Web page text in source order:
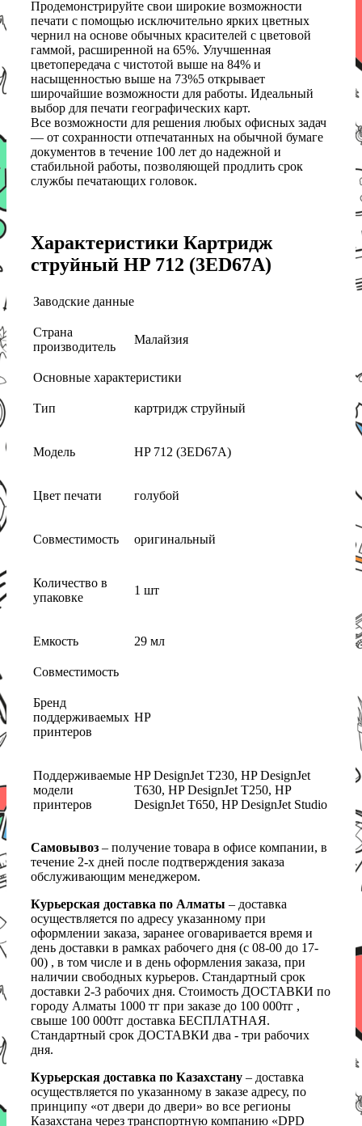
Продемонстрируйте свои широкие возможности
печати с помощью исключительно ярких цветных
чернил на основе обычных красителей с цветовой
гаммой, расширенной на 65%. Улучшенная
цветопередача с чистотой выше на 84% и
насыщенностью выше на 73%5 открывает
широчайшие возможности для работы. Идеальный
выбор для печати географических карт.
Все возможности для решения любых офисных задач
— от сохранности отпечатанных на обычной бумаге
документов в течение 100 лет до надежной и
стабильной работы, позволяющей продлить срок
службы печатающих головок.
Характеристики Картридж
струйный HP 712 (3ED67A)
Заводские данные
Страна
производитель
Малайзия
Основные характеристики
Тип картридж струйный
Модель HP 712 (3ED67A)
Цвет печати голубой
Совместимость оригинальный
Количество в
упаковке
1 шт
Емкость 29 мл
Совместимость
Бренд
поддерживаемых
принтеров
HP
Поддерживаемые
модели
принтеров
HP DesignJet T230, HP DesignJet
T630, HP DesignJet T250, HP
DesignJet T650, HP DesignJet Studio
Самовывоз – получение товара в офисе компании, в
течение 2-х дней после подтверждения заказа
обслуживающим менеджером.
Курьерская доставка по Алматы – доставка
осуществляется по адресу указанному при
оформлении заказа, заранее оговаривается время и
день доставки в рамках рабочего дня (с 08-00 до 17-
00) , в том числе и в день оформления заказа, при
наличии свободных курьеров. Стандартный срок
доставки 2-3 рабочих дня. Стоимость ДОСТАВКИ по
городу Алматы 1000 тг при заказе до 100 000тг ,
свыше 100 000тг доставка БЕСПЛАТНАЯ.
Стандартный срок ДОСТАВКИ два - три рабочих
дня.
Курьерская доставка по Казахстану – доставка
осуществляется по указанному в заказе адресу, по
принципу «от двери до двери» во все регионы
Казахстана через транспортную компанию «DPD